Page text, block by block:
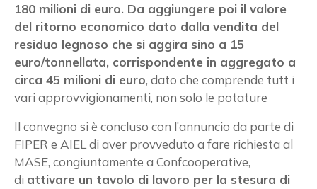
180 milioni di euro. Da aggiungere poi il valore
del ritorno economico dato dalla vendita del
residuo legnoso che si aggira sino a 15
euro/tonnellata, corrispondente in aggregato a
circa 45 milioni di euro, dato che comprende tutt i
vari approvvigionamenti, non solo le potature
Il convegno si è concluso con l’annuncio da parte di
FIPER e AIEL di aver provveduto a fare richiesta al
MASE, congiuntamente a Confcooperative,
di attivare un tavolo di lavoro per la stesura di
ISCRIVITI ALLA NEWSLETTER